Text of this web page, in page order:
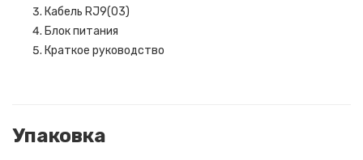
Кабель RJ9(03)
Блок питания
Краткое руководство
Упаковка